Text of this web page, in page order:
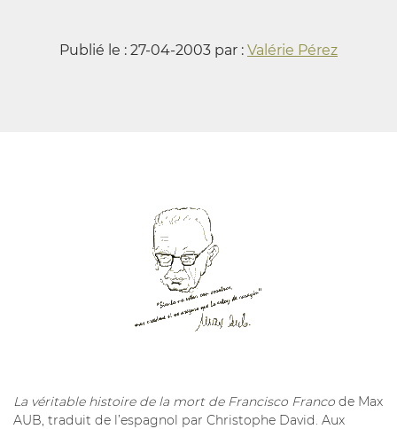
Publié le : 27-04-2003 par : Valérie Pérez
La véritable histoire de la mort de Francisco Franco de Max
AUB, traduit de l’espagnol par Christophe David. Aux